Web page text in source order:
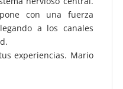
con una fuerza
a los canales
experiencias. Mario